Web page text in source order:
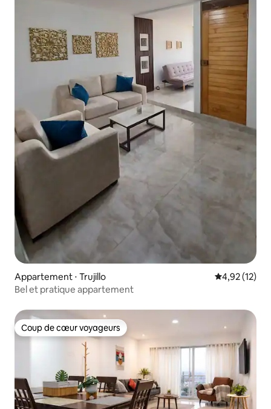
Appartement ⋅ Trujillo Évaluation
4,92 (12)
Bel et pratique appartement
Coup de cœur voyageurs
Coup de cœur voyageurs